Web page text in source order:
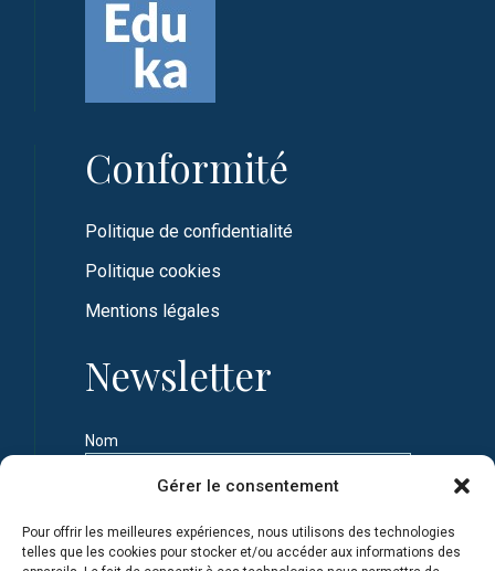
Gérer le consentement
Pour offrir les meilleures expériences, nous utilisons des technologies
telles que les cookies pour stocker et/ou accéder aux informations des
Conformité
Politique de confidentialité
Politique cookies
Mentions légales
Newsletter
Nom